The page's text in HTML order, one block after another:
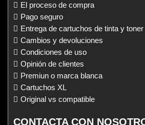
El proceso de compra
Pago seguro
Entrega de cartuchos de tinta y toner
Cambios y devoluciones
Condiciones de uso
Opinión de clientes
Premiun o marca blanca
Cartuchos XL
Original vs compatible
CONTACTA CON